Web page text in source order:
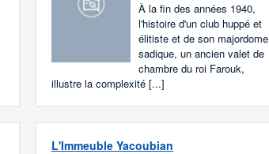
À la fin des années 1940,
l'histoire d'un club huppé et
élitiste et de son majordome
sadique, un ancien valet de
chambre du roi Farouk,
illustre la complexité [...]
L'Immeuble Yacoubian